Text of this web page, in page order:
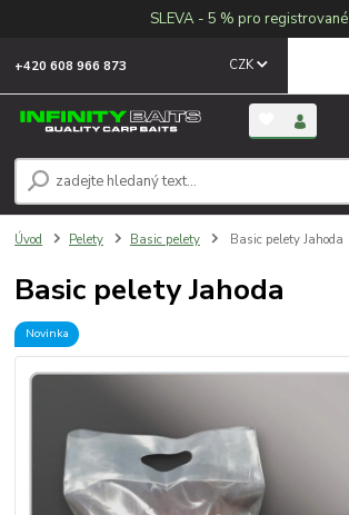
SLEVA - 5 % pro registrované
CZK
+420 608 966 873
Úvod Pelety Basic pelety Basic pelety Jahoda
Basic pelety Jahoda
Novinka